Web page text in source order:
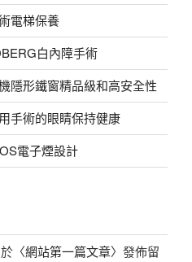
電梯保養
白內障手術
隱形鐵窗精品級和高安全性
手術的眼睛保持健康
電子煙設計
〈網站第一篇文章〉發佈留